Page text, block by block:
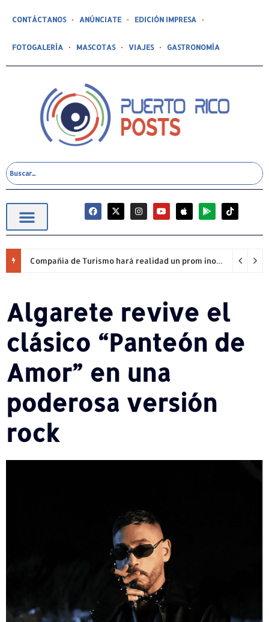
CONTÁCTANOS ANÚNCIATE EDICIÓN IMPRESA
FOTOGALERÍA MASCOTAS VIAJES GASTRONOMÍA
Compañía de Turismo hará realidad un prom inolvidable junto a Jowell para estudiantes de la Escuela Gabriela Mistral
Algarete revive el
clásico “Panteón de
Amor” en una
poderosa versión
rock